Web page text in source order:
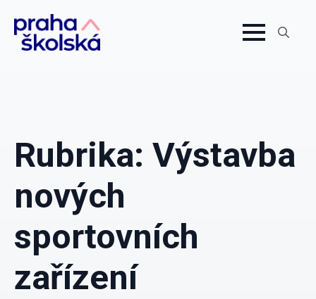
Rubrika: Výstavba
nových
sportovních
zařízení